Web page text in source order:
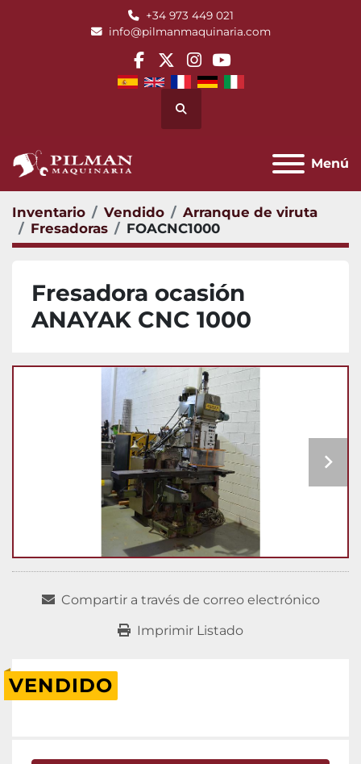
+34 973 449 021
info@pilmanmaquinaria.com
facebook
twitterinstagram
youtube
Buscar
Menú
Inventario Vendido
Arranque de viruta
Fresadoras
FOACNC1000
Fresadora ocasión
ANAYAK CNC 1000
Compartir a través de correo electrónico
Imprimir Listado
VENDIDO